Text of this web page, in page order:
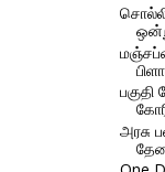
பகுதி
அரசு